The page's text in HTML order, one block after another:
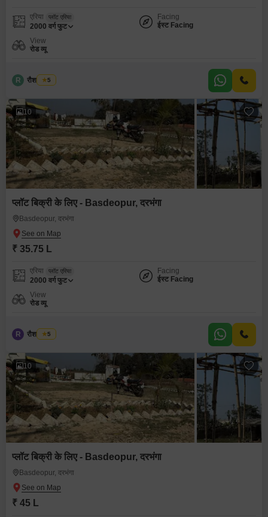
एरिया प्लॉट एरिया
2000 वर्ग फुट
Facing
ईस्ट Facing
View
रोड व्यू
R रौशन कुमार
5
10
प्लॉट बिक्री के लिए - Basdeopur, दरभंगा
Basdeopur, दरभंगा
₹ 35.75 L
एरिया प्लॉट एरिया
2000 वर्ग फुट
Facing
ईस्ट Facing
View
रोड व्यू
R रौशन कुमार
5
10
प्लॉट बिक्री के लिए - Basdeopur, दरभंगा
Basdeopur, दरभंगा
₹ 45 L